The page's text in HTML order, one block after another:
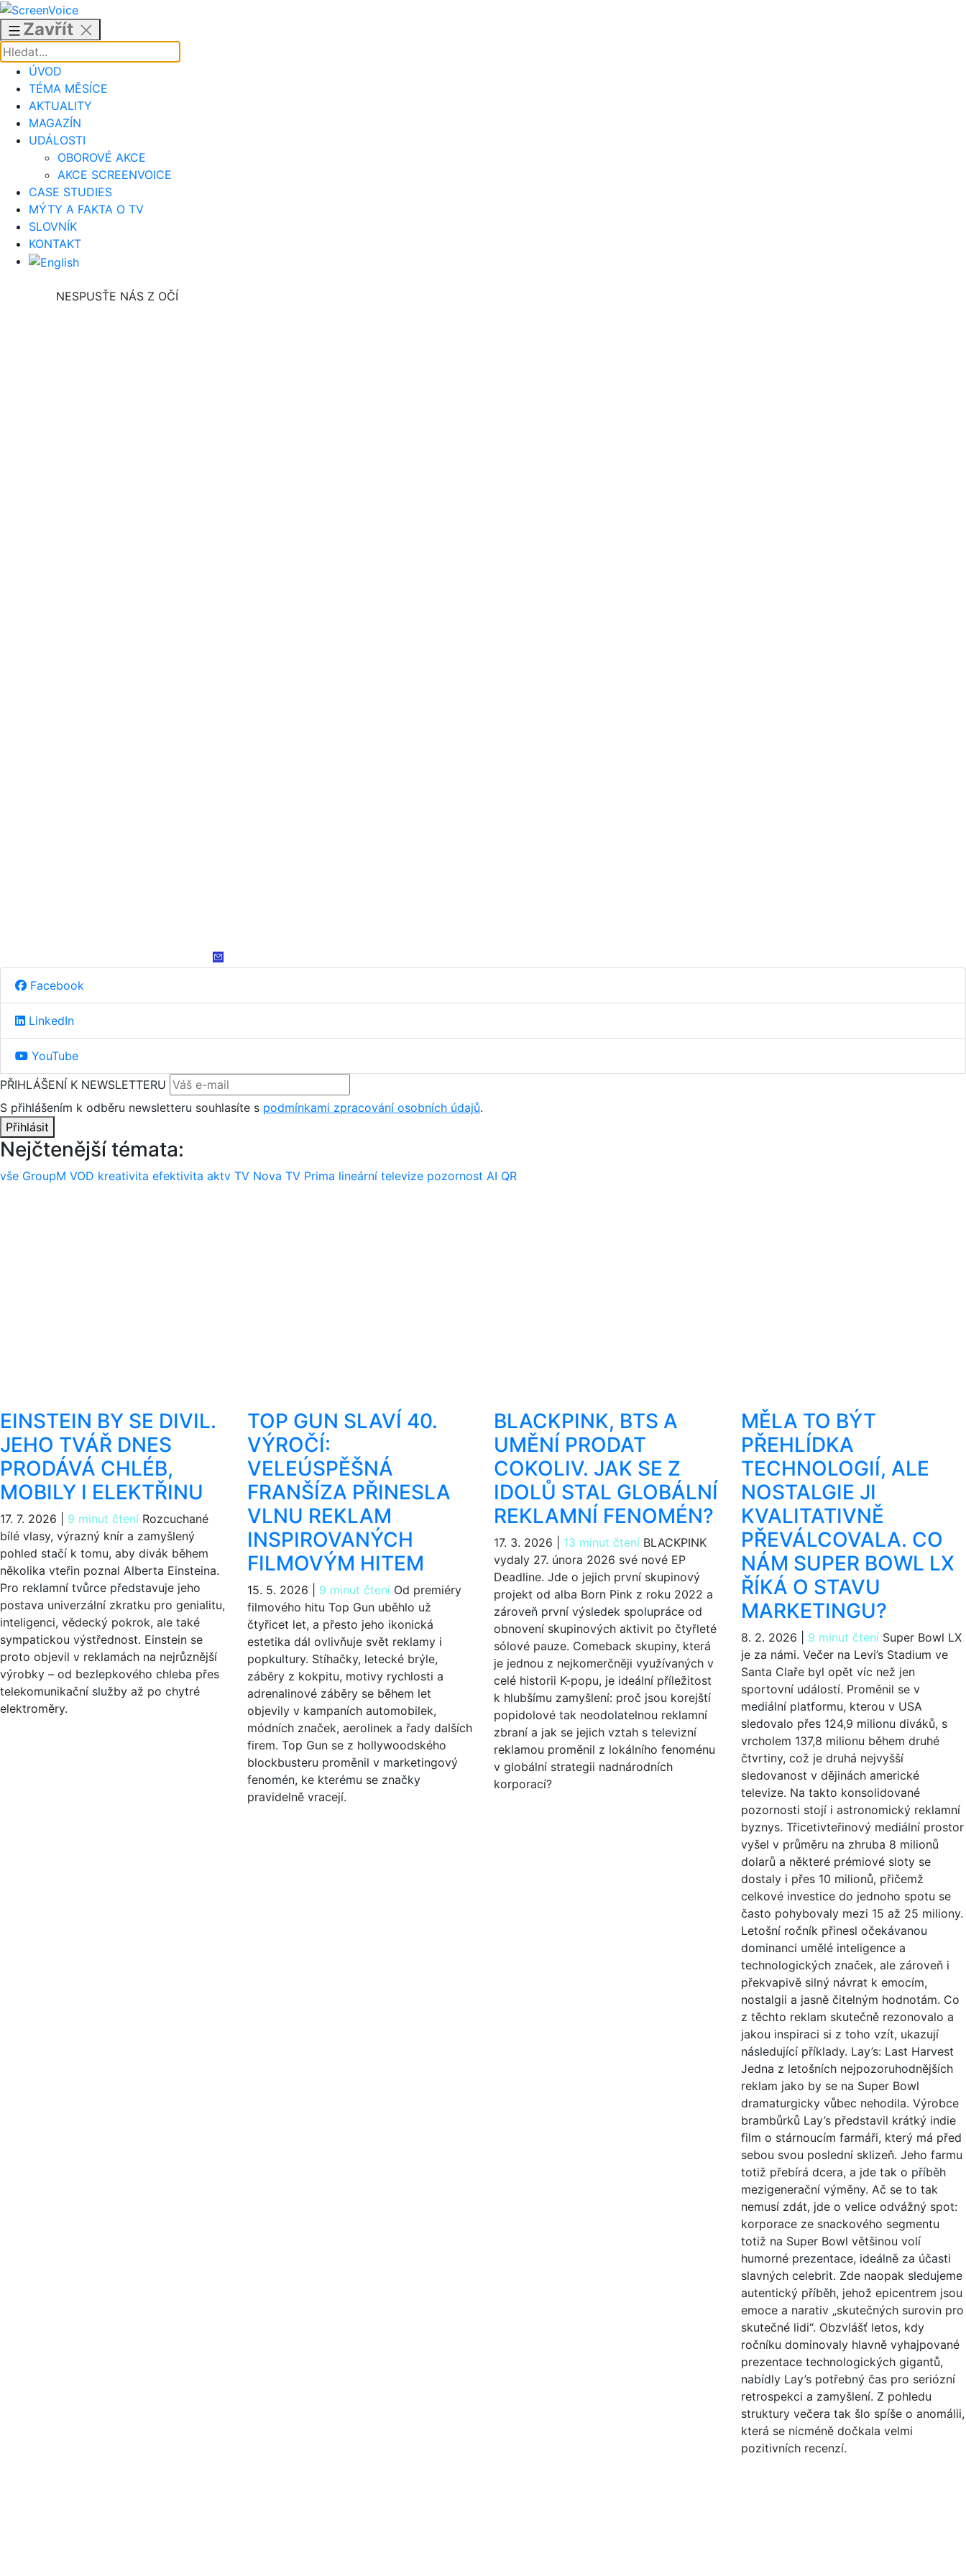
Přejít
obsahu
Zavřít
ÚVOD
TÉMA MĚSÍCE
AKTUALITY
MAGAZÍN
UDÁLOSTI
OBOROVÉ AKCE
AKCE SCREENVOICE
CASE STUDIES
MÝTY A FAKTA O TV
SLOVNÍK
KONTAKT
NESPUSŤE NÁS Z OČÍ
Facebook
LinkedIn
YouTube
PŘIHLÁŠENÍ K NEWSLETTERU
S přihlášením k odběru newsletteru souhlasíte s podmínkami zpracování osobních údajů.
Přihlásit
Nejčtenější témata:
vše GroupM VOD kreativita efektivita aktv TV Nova TV Prima lineární televize pozornost AI QR
EINSTEIN BY SE DIVIL.
JEHO TVÁŘ DNES
PRODÁVÁ CHLÉB,
MOBILY I ELEKTŘINU
17. 7. 2026 9 minut čtení Rozcuchané
bílé vlasy, výrazný knír a zamyšlený
pohled stačí k tomu, aby divák během
několika vteřin poznal Alberta Einsteina.
Pro reklamní tvůrce představuje jeho
postava univerzální zkratku pro genialitu,
inteligenci, vědecký pokrok, ale také
sympatickou výstřednost. Einstein se
proto objevil v reklamách na nejrůznější
výrobky – od bezlepkového chleba přes
telekomunikační služby až po chytré
elektroměry.
TOP GUN SLAVÍ 40.
VÝROČÍ:
VELEÚSPĚŠNÁ
FRANŠÍZA PŘINESLA
VLNU REKLAM
INSPIROVANÝCH
FILMOVÝM HITEM
15. 5. 2026 9 minut čteníOd premiéry
filmového hitu Top Gun uběhlo už
čtyřicet let, a přesto jeho ikonická
estetika dál ovlivňuje svět reklamy i
popkultury. Stíhačky, letecké brýle,
záběry z kokpitu, motivy rychlosti a
adrenalinové záběry se během let
objevily v kampaních automobilek,
módních značek, aerolinek a řady dalších
firem. Top Gun se z hollywoodského
blockbusteru proměnil v marketingový
fenomén, ke kterému se značky
pravidelně vracejí.
BLACKPINK, BTS A
UMĚNÍ PRODAT
COKOLIV. JAK SE Z
IDOLŮ STAL GLOBÁLNÍ
REKLAMNÍ FENOMÉN?
17. 3. 2026 13 minut čtení BLACKPINK
vydaly 27. února 2026 své nové EP
Deadline. Jde o jejich první skupinový
projekt od alba Born Pink z roku 2022 a
zároveň první výsledek spolupráce od
obnovení skupinových aktivit po čtyřleté
sólové pauze. Comeback skupiny, která
je jednou z nejkomerčněji využívaných v
celé historii K-popu, je ideální příležitost
k hlubšímu zamyšlení: proč jsou korejští
popidolové tak neodolatelnou reklamní
zbraní a jak se jejich vztah s televizní
reklamou proměnil z lokálního fenoménu
v globální strategii nadnárodních
korporací?
MĚLA TO BÝT
PŘEHLÍDKA
TECHNOLOGIÍ, ALE
NOSTALGIE JI
KVALITATIVNĚ
PŘEVÁLCOVALA. CO
NÁM SUPER BOWL LX
ŘÍKÁ O STAVU
MARKETINGU?
8. 2. 2026 9 minut čteníSuper Bowl LX
je za námi. Večer na Levi’s Stadium ve
Santa Claře byl opět víc než jen
sportovní událostí. Proměnil se v
mediální platformu, kterou v USA
sledovalo přes 124,9 milionu diváků, s
vrcholem 137,8 milionu během druhé
čtvrtiny, což je druhá nejvyšší
sledovanost v dějinách americké
televize. Na takto konsolidované
pozornosti stojí i astronomický reklamní
byznys. Třicetivteřinový mediální prostor
vyšel v průměru na zhruba 8 milionů
dolarů a některé prémiové sloty se
dostaly i přes 10 milionů, přičemž
celkové investice do jednoho spotu se
často pohybovaly mezi 15 až 25 miliony.
Letošní ročník přinesl očekávanou
dominanci umělé inteligence a
technologických značek, ale zároveň i
překvapivě silný návrat k emocím,
nostalgii a jasně čitelným hodnotám. Co
z těchto reklam skutečně rezonovalo a
jakou inspiraci si z toho vzít, ukazují
následující příklady. Lay’s: Last Harvest
Jedna z letošních nejpozoruhodnějších
reklam jako by se na Super Bowl
dramaturgicky vůbec nehodila. Výrobce
brambůrků Lay’s představil krátký indie
film o stárnoucím farmáři, který má před
sebou svou poslední sklizeň. Jeho farmu
totiž přebírá dcera, a jde tak o příběh
mezigenerační výměny. Ač se to tak
nemusí zdát, jde o velice odvážný spot:
korporace ze snackového segmentu
totiž na Super Bowl většinou volí
humorné prezentace, ideálně za účasti
slavných celebrit. Zde naopak sledujeme
autentický příběh, jehož epicentrem jsou
emoce a narativ „skutečných surovin pro
skutečné lidi“. Obzvlášť letos, kdy
ročníku dominovaly hlavně vyhajpované
prezentace technologických gigantů,
nabídly Lay’s potřebný čas pro seriózní
retrospekci a zamyšlení. Z pohledu
struktury večera tak šlo spíše o anomálii,
která se nicméně dočkala velmi
pozitivních recenzí.